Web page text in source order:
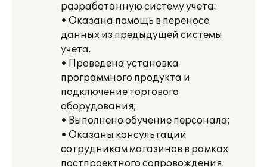
разработанную систему учета:
• Оказана помощь в переносе
данных из предыдущей системы
учета.
• Проведена установка
программного продукта и
подключение торгового
оборудования;
• Выполнено обучение персонала;
• Оказаны консультации
сотрудникам магазинов в рамках
постпроектного сопровождения.